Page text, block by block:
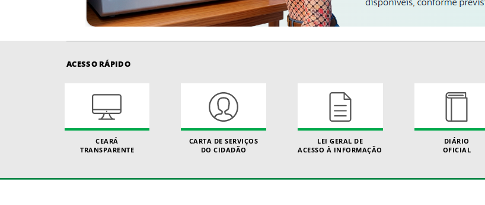
ACESSO RÁPIDO
CEARÁ
TRANSPARENTE
CARTA DE SERVIÇOS
DO CIDADÃO
LEI GERAL DE
ACESSO À INFORMAÇÃO
DIÁRIO
OFICIAL